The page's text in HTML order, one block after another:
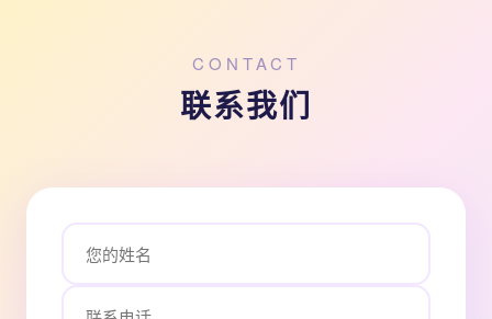
CONTACT
联系我们